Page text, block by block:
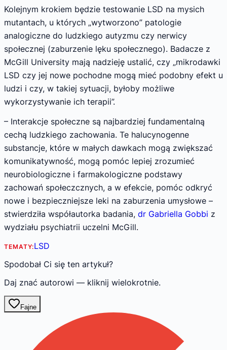
Kolejnym krokiem będzie testowanie LSD na mysich
mutantach, u których „wytworzono” patologie
analogiczne do ludzkiego autyzmu czy nerwicy
społecznej (zaburzenie lęku społecznego). Badacze z
McGill University mają nadzieję ustalić, czy „mikrodawki
LSD czy jej nowe pochodne mogą mieć podobny efekt u
ludzi i czy, w takiej sytuacji, byłoby możliwe
wykorzystywanie ich terapii”.
– Interakcje społeczne są najbardziej fundamentalną
cechą ludzkiego zachowania. Te halucynogenne
substancje, które w małych dawkach mogą zwiększać
komunikatywność, mogą pomóc lepiej zrozumieć
neurobiologiczne i farmakologiczne podstawy
zachowań społeczcznych, a w efekcie, pomóc odkryć
nowe i bezpieczniejsze leki na zaburzenia umysłowe –
stwierdziła współautorka badania, dr Gabriella Gobbi z
wydziału psychiatrii uczelni McGill.
TEMATY:LSD
Spodobał Ci się ten artykuł?
Daj znać autorowi — kliknij wielokrotnie.
Fajne